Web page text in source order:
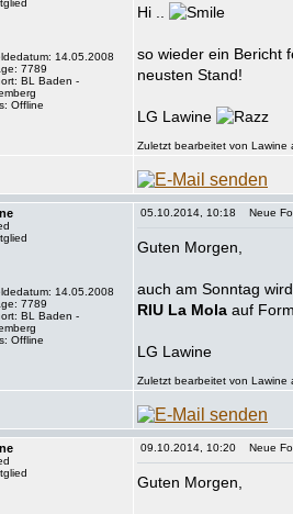
14.05.2008
7789
BL Baden -
Offline
Hi ..
so wieder ein Bericht
neusten Stand!
LG Lawine
Zuletzt bearbeitet von Lawine
14.05.2008
7789
BL Baden -
Offline
05.10.2014, 10:18 Neue
Guten Morgen,
auch am Sonntag
RIU La Mola auf
LG Lawine
Zuletzt bearbeitet von Lawine
09.10.2014, 10:20 Neue
Guten Morgen,